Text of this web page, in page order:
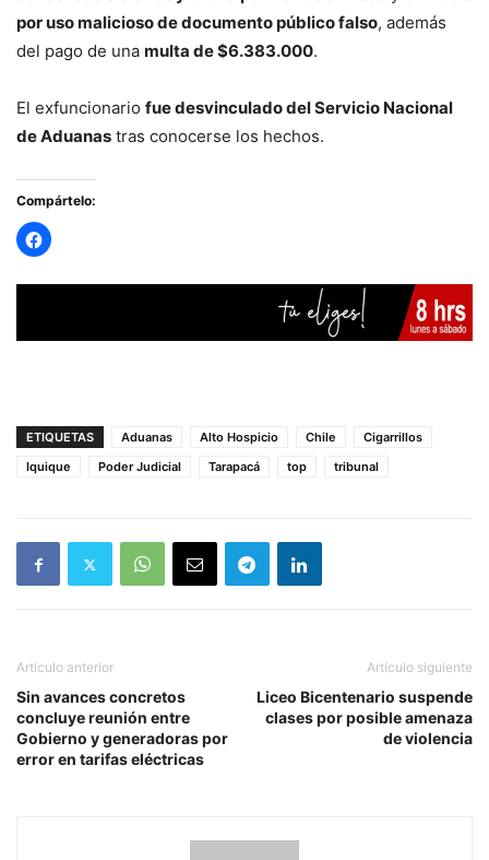
por uso malicioso de documento público falso, además
del pago de una multa de $6.383.000.
El exfuncionario fue desvinculado del Servicio Nacional
de Aduanas tras conocerse los hechos.
Compártelo:
ETIQUETAS Aduanas Alto Hospicio Chile
Cigarrillos
Iquique
Poder Judicial Tarapacá top tribunal
Artículo anterior
Sin avances concretos
concluye reunión entre
Gobierno y generadoras por
error en tarifas eléctricas
Artículo siguiente
Liceo Bicentenario suspende
clases por posible amenaza
de violencia